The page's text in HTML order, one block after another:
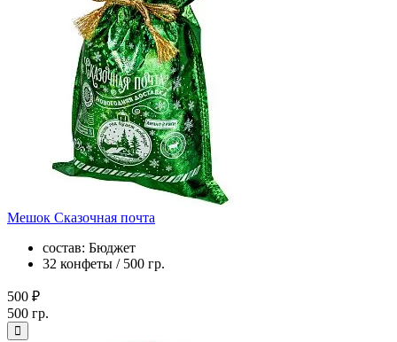
Мешок Сказочная почта
состав: Бюджет
32 конфеты / 500 гр.
500 ₽
500 гр.